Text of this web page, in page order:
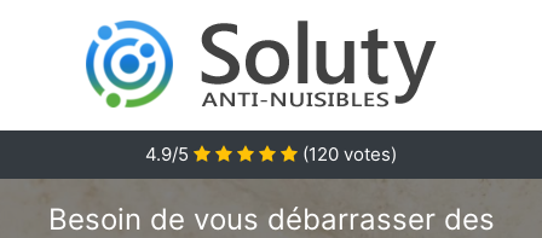
4.9/5 (120 votes)
Besoin de vous débarrasser des